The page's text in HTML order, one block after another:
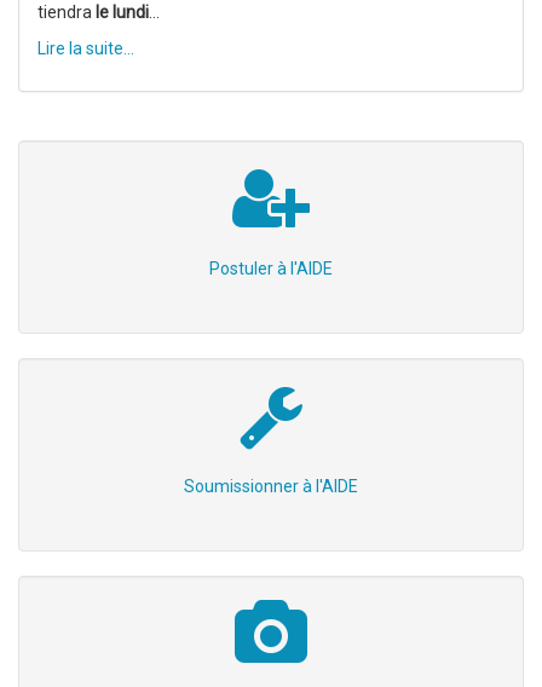
tiendra le lundi...
Lire la suite...
Postuler à l'AIDE
Soumissionner à l'AIDE